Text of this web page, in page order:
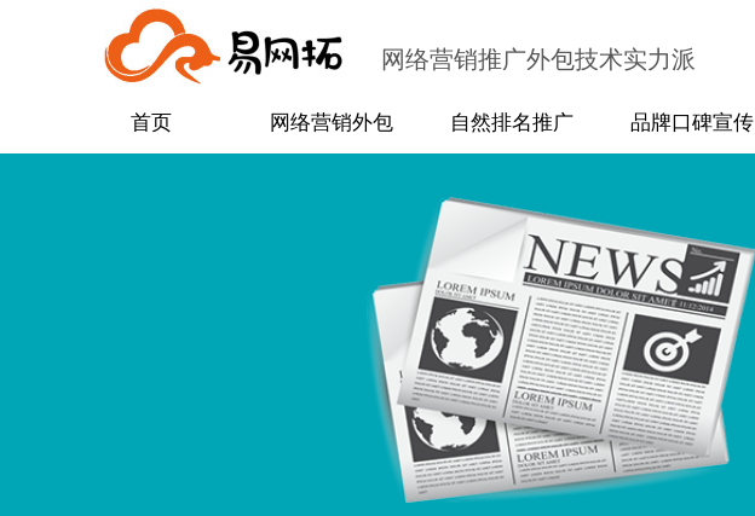
网络营销推广外包技术实力派
首页 网络营销外包 自然排名推广 品牌口碑宣传